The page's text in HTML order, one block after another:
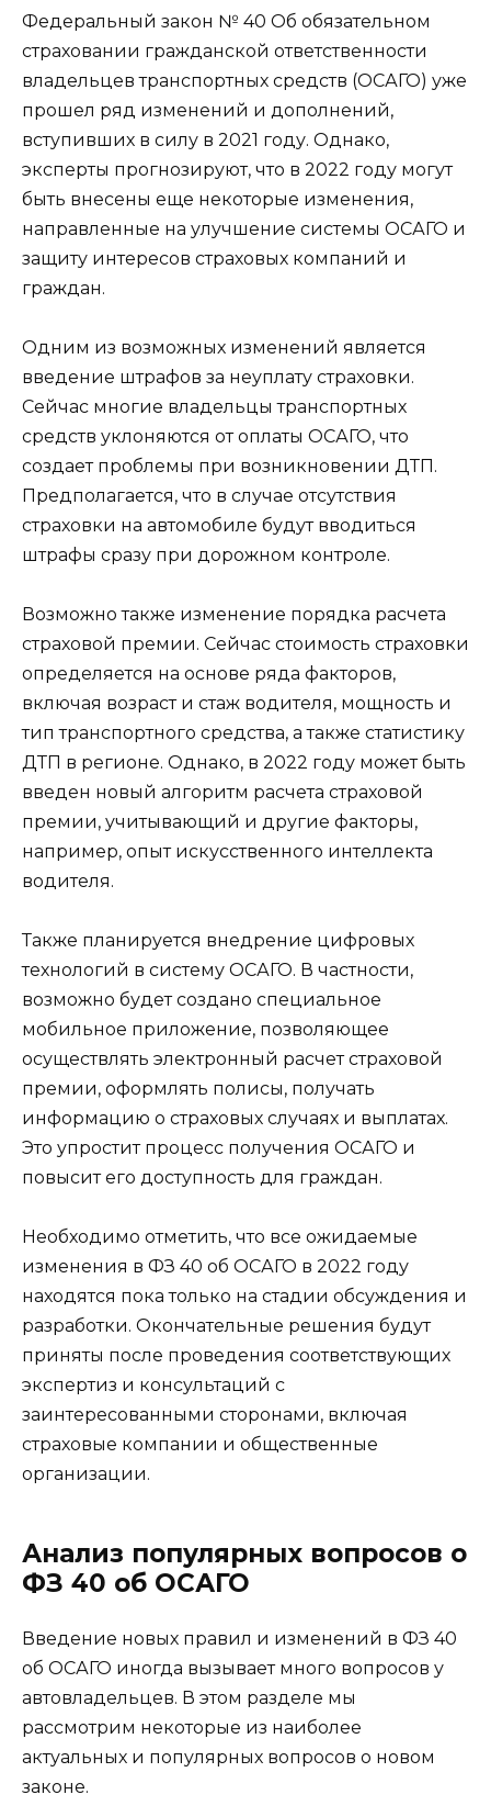
Федеральный закон № 40 Об обязательном
страховании гражданской ответственности
владельцев транспортных средств (ОСАГО) уже
прошел ряд изменений и дополнений,
вступивших в силу в 2021 году. Однако,
эксперты прогнозируют, что в 2022 году могут
быть внесены еще некоторые изменения,
направленные на улучшение системы ОСАГО и
защиту интересов страховых компаний и
граждан.
Одним из возможных изменений является
введение штрафов за неуплату страховки.
Сейчас многие владельцы транспортных
средств уклоняются от оплаты ОСАГО, что
создает проблемы при возникновении ДТП.
Предполагается, что в случае отсутствия
страховки на автомобиле будут вводиться
штрафы сразу при дорожном контроле.
Возможно также изменение порядка расчета
страховой премии. Сейчас стоимость страховки
определяется на основе ряда факторов,
включая возраст и стаж водителя, мощность и
тип транспортного средства, а также статистику
ДТП в регионе. Однако, в 2022 году может быть
введен новый алгоритм расчета страховой
премии, учитывающий и другие факторы,
например, опыт искусственного интеллекта
водителя.
Также планируется внедрение цифровых
технологий в систему ОСАГО. В частности,
возможно будет создано специальное
мобильное приложение, позволяющее
осуществлять электронный расчет страховой
премии, оформлять полисы, получать
информацию о страховых случаях и выплатах.
Это упростит процесс получения ОСАГО и
повысит его доступность для граждан.
Необходимо отметить, что все ожидаемые
изменения в ФЗ 40 об ОСАГО в 2022 году
находятся пока только на стадии обсуждения и
разработки. Окончательные решения будут
приняты после проведения соответствующих
экспертиз и консультаций с
заинтересованными сторонами, включая
страховые компании и общественные
организации.
Анализ популярных вопросов о
ФЗ 40 об ОСАГО
Введение новых правил и изменений в ФЗ 40
об ОСАГО иногда вызывает много вопросов у
автовладельцев. В этом разделе мы
рассмотрим некоторые из наиболее
актуальных и популярных вопросов о новом
законе.